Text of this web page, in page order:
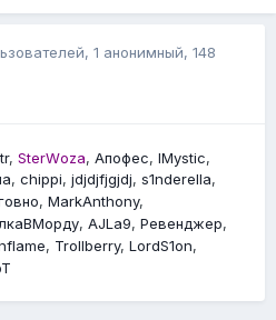
, 1 анонимный, 148
StеrWоzа Апофес lMystic
chippi jdjdjfjgjdj s1nderella
MarkAnthony
AJLa9 Ревенджер
Trollberry LordS1on